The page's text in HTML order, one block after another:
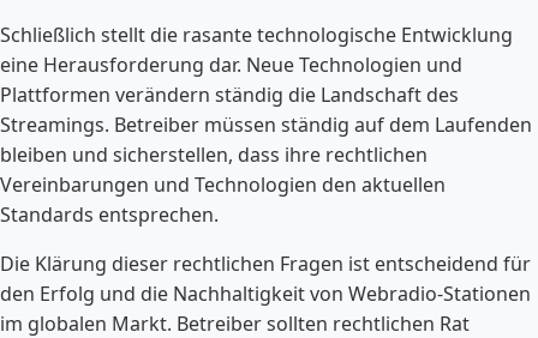
Schließlich stellt die rasante technologische Entwicklung
eine Herausforderung dar. Neue Technologien und
Plattformen verändern ständig die Landschaft des
Streamings. Betreiber müssen ständig auf dem Laufenden
bleiben und sicherstellen, dass ihre rechtlichen
Vereinbarungen und Technologien den aktuellen
Standards entsprechen.
Die Klärung dieser rechtlichen Fragen ist entscheidend für
den Erfolg und die Nachhaltigkeit von Webradio-Stationen
im globalen Markt. Betreiber sollten rechtlichen Rat